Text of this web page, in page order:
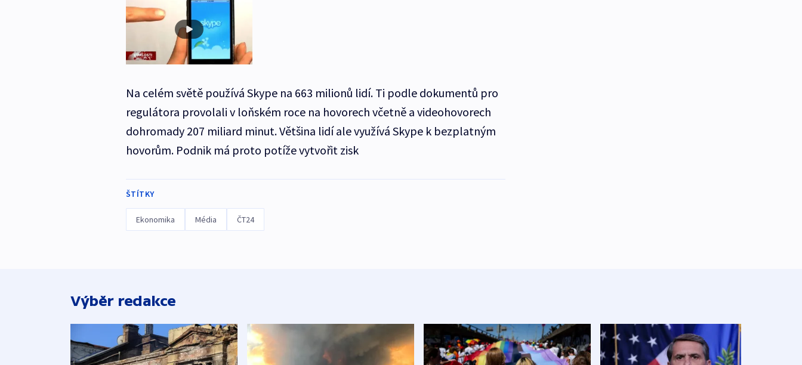
Na celém světě používá Skype na 663 milionů lidí. Ti podle dokumentů pro
regulátora provolali v loňském roce na hovorech včetně a videohovorech
dohromady 207 miliard minut. Většina lidí ale využívá Skype k bezplatným
hovorům. Podnik má proto potíže vytvořit zisk
ŠTÍTKY
Ekonomika Média ČT24
Výběr redakce